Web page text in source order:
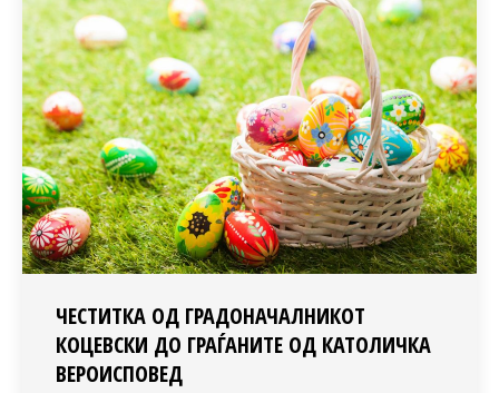
ЧЕСТИТКА ОД ГРАДОНАЧАЛНИКОТ
КОЦЕВСКИ ДО ГРАЃАНИТЕ ОД КАТОЛИЧКА
ВЕРОИСПОВЕД